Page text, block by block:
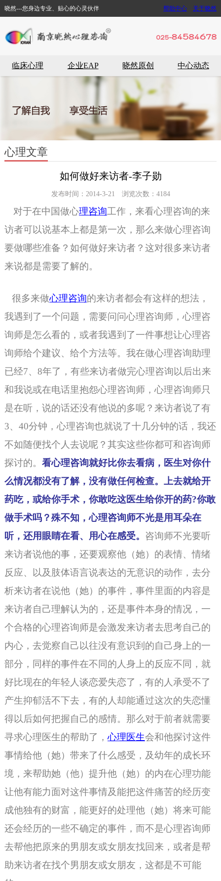
帮助中心 关于晓然
晓然---您身边专业、贴心的心灵伙伴
临床心理 企业EAP 晓然原创 中心动态
心理文章
如何做好来访者-李子勋
发布时间：2014-3-21 浏览次数：4184
对于在中国做心理咨询工作，来看心理咨询的来
访者可以说基本上都是第一次，那么来做心理咨询
要做哪些准备？如何做好来访者？这对很多来访者
来说都是需要了解的。
很多来做心理咨询的来访者都会有这样的想法，
我遇到了一个问题，需要问问心理咨询师 ，心理咨
询师是怎么看的，或者我遇到了一件事想让心理咨
询师给个建议、给个方法等。我在做心理咨询助理
已经7、8年了，有些来访者做完心理咨询以后出来
和我说或在电话里抱怨心理咨询师， 心理咨询师只
是在听，说的话还没有他说的多呢？来访者说了有
3、40分钟， 心理咨询也就说了十几分钟的话，我还
不如随便找个人去说呢？其实这些你都可和咨询师
探讨的。 看心理咨询就好比你去看病，医生对你什
么情况都没有了解，没有做任何检查。上去就给开
药吃，或给你手术，你敢吃这医生给你开的药?你敢
做手术吗？殊不知，心理咨询师不光是用耳朵在
听，还用眼睛在看、用心在感受。 咨询师不光要听
来访者说他的事，还要观察他（她）的表情、情绪
反应、以及肢体语言说表达的无意识的动作，去分
析来访者在说他（她）的事件，事件里面的内容是
来访者自己理解认为的，还是事件本身的情况，一
个合格的心理咨询师是会激发来访者去思考自己的
内心，去觉察自己以往没有意识到的自己身上的一
部分，同样的事件在不同的人身上的反应不同，就
好比现在的年轻人谈恋爱失恋了，有的人承受不了
产生抑郁活不下去，有的人却能通过这次的失恋懂
得以后如何把握自己的感情。那么对于前者就需要
寻求心理医生的帮助了，心理医生会和他探讨这件
事情给他（她）带来了什么感受，及幼年的成长环
境，来帮助她（他）提升他（她）的内在心理功能
让他有能力面对这件事情及能把这件痛苦的经历变
成他独有的财富，能更好的处理他（她）将来可能
还会经历的一些不确定的事件，而不是心理咨询师
去帮他把原来的男朋友或女朋友找回来，或者是帮
助来访者在找个男朋友或女朋友 ，这都是不可能